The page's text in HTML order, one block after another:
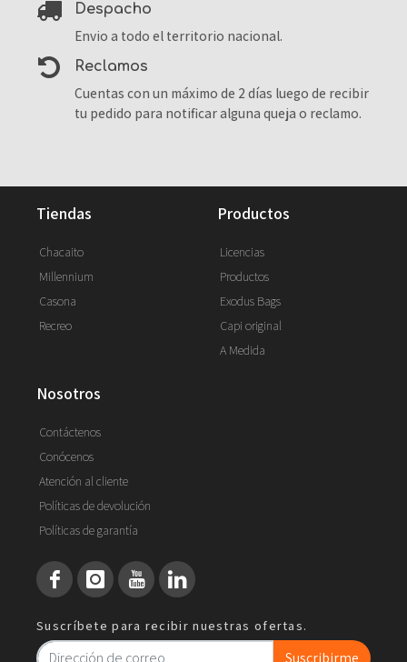
despacho
Envio a todo el territorio nacional.
reclamos
Cuentas con un máximo de 2 días luego de recibir
tu pedido para notificar alguna queja o reclamo.
tiendas
Chacaito
Millennium
Casona
Recreo
productos
Licencias
Productos
Exodus Bags
Capi original
A Medida
nosotros
Contáctenos
Conócenos
Atención al cliente
Políticas de devolución
Políticas de garantía
Suscríbete para recibir nuestras ofertas.
Suscribirme